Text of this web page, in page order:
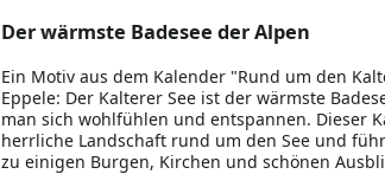
Der wärmste Badesee der Alpen
Ein Motiv aus dem Kalender "Rund um den
Eppele: Der Kalterer See ist der wärmste
man sich wohlfühlen und entspannen. Dieser
herrliche Landschaft rund um den See und
zu einigen Burgen, Kirchen und schönen